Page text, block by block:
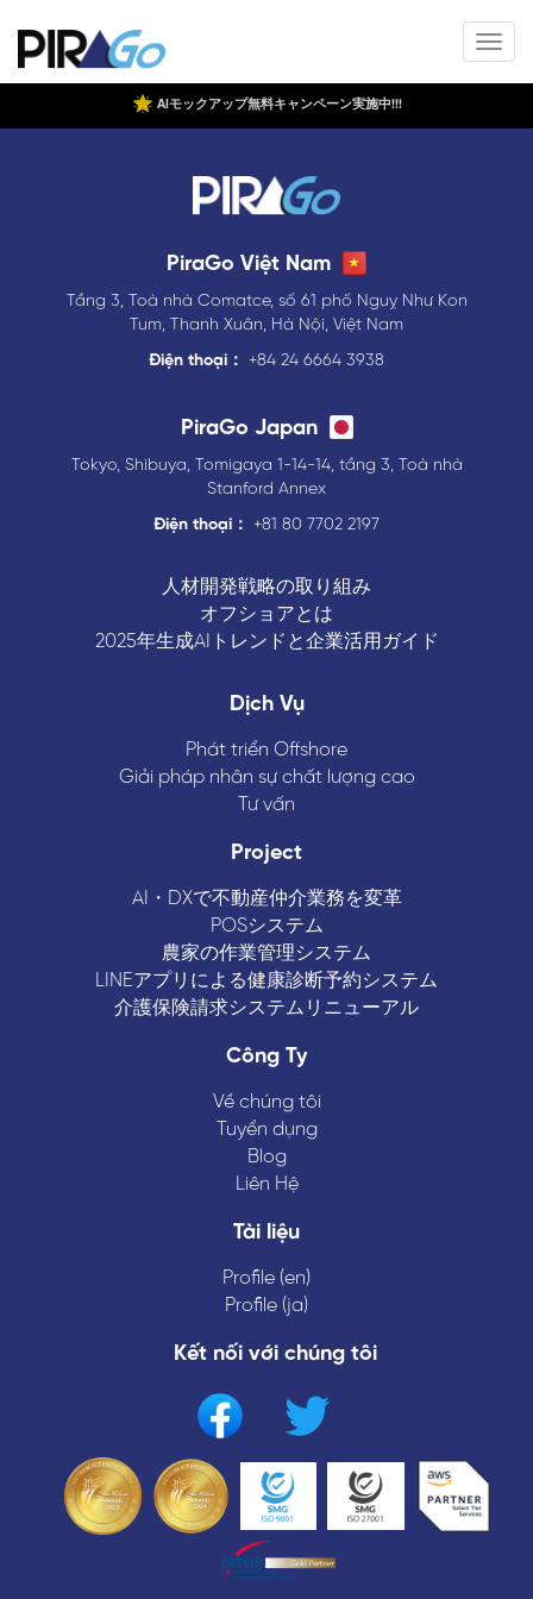
AIモックアップ無料キャンペーン実施中!!!
PiraGo Việt Nam
Tầng 3, Toà nhà Comatce, số 61 phố Nguỵ Như Kon
Tum, Thanh Xuân, Hà Nội, Việt Nam
Điện thoại：
+84 24 6664 3938
PiraGo Japan
Tokyo, Shibuya, Tomigaya 1-14-14, tầng 3, Toà nhà
Stanford Annex
Điện thoại：
+81 80 7702 2197
人材開発戦略の取り組み
オフショアとは
2025年生成AIトレンドと企業活用ガイド
Dịch Vụ
Phát triển Offshore
Giải pháp nhân sự chất lượng cao
Tư vấn
Project
AI・DXで不動産仲介業務を変革
POSシステム
農家の作業管理システム
LINEアプリによる健康診断予約システム
介護保険請求システムリニューアル
Công Ty
Về chúng tôi
Tuyển dụng
Blog
Liên Hệ
Tài liệu
Profile (en)
Profile (ja)
Kết nối với chúng tôi